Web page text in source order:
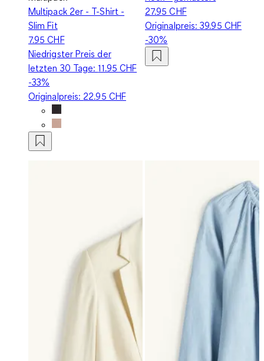
Multipack 2er - T-Shirt -
Slim Fit
7.95 CHF
Niedrigster Preis der
letzten 30 Tage:11.95 CHF
-33%
Originalpreis: 22.95 CHF
27.95 CHF
Originalpreis:39.95 CHF
-30%